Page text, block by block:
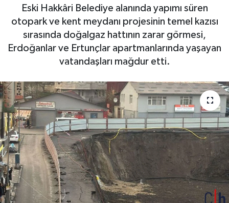
Eski Hakkâri Belediye alanında yapımı süren
otopark ve kent meydanı projesinin temel kazısı
sırasında doğalgaz hattının zarar görmesi,
Erdoğanlar ve Ertunçlar apartmanlarında yaşayan
vatandaşları mağdur etti.
EĞİTİM
EKONOMİ
Hakkari Haber
İLGİNÇ HABERLER
KADIN
KÜLTÜR SANAT
Tüm Manşetler
Son Dakika Haberleri